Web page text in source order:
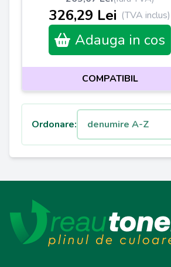
326,29 Lei (TVA inclus)
Adauga in cos
COMPATIBIL
Ordonare: